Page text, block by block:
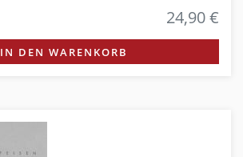
24,90 €
IN DEN WARENKORB